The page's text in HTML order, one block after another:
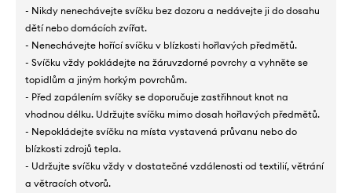
- Nikdy nenechávejte svíčku bez dozoru a nedávejte ji do dosahu
dětí nebo domácích zvířat.
- Nenechávejte hořící svíčku v blízkosti hořlavých předmětů.
- Svíčku vždy pokládejte na žáruvzdorné povrchy a vyhněte se
topidlům a jiným horkým povrchům.
- Před zapálením svíčky se doporučuje zastřihnout knot na
vhodnou délku. Udržujte svíčku mimo dosah hořlavých předmětů.
- Nepokládejte svíčku na místa vystavená průvanu nebo do
blízkosti zdrojů tepla.
- Udržujte svíčku vždy v dostatečné vzdálenosti od textilií, větrání
a větracích otvorů.